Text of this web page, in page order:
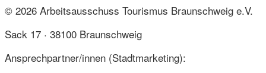
© 2026 Arbeitsausschuss Tourismus Braunschweig e.V.
Sack 17 · 38100 Braunschweig
Ansprechpartner/innen (Stadtmarketing):